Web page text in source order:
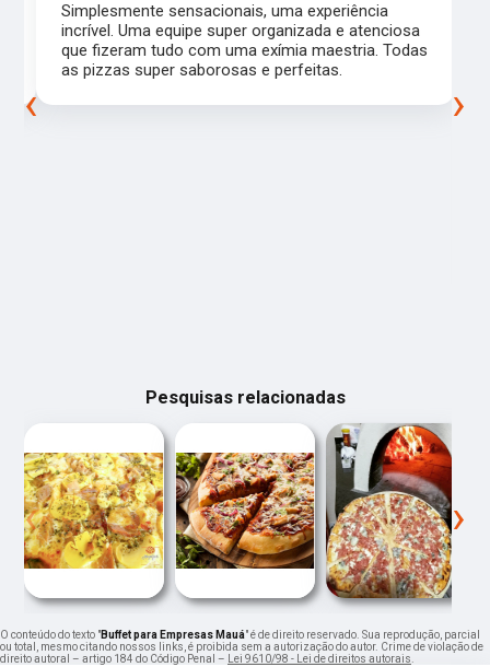
Simplesmente sensacionais, uma experiência
incrível. Uma equipe super organizada e atenciosa
que fizeram tudo com uma exímia maestria. Todas
as pizzas super saborosas e perfeitas.
‹ ›
Pesquisas relacionadas
‹ ›
O conteúdo do texto "Buffet para Empresas Mauá" é de direito reservado. Sua reprodução, parcial
ou total, mesmo citando nossos links, é proibida sem a autorização do autor. Crime de violação de
direito autoral – artigo 184 do Código Penal – Lei 9610/98 - Lei de direitos autorais.